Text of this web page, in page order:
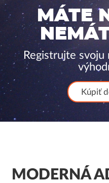
MÁTE
Registrujte svoju
Kúpiť
MODERNÁ